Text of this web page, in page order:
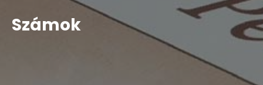
Számok
Rólunk
DE
Számok